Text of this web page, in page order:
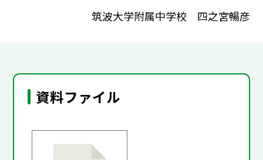
筑波大学附属中学校 四之宮暢彦
資料ファイル